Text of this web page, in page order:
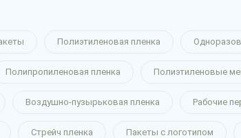
Полиэтиленовая пленка
Полипропиленовая пленка Полиэтиленовые
Воздушно-пузырьковая пленка Рабочие
Стрейч пленка Пакеты с логотипом